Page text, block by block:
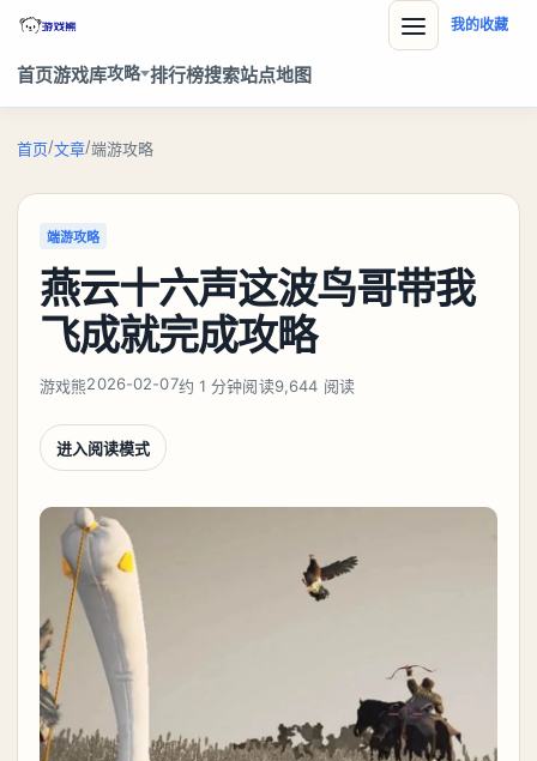
首页游戏库攻略 排行榜搜索站点地图
我的收藏
首页/文章/端游攻略
端游攻略
燕云十六声这波鸟哥带我
飞成就完成攻略
游戏熊2026-02-07约 1 分钟阅读9,644 阅读
进入阅读模式